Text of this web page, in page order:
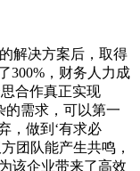
解决方案后，取得
300%，财务人力成
合作真正实现
的需求，可以第一
，做到‘有求必
团队能产生共鸣，
该企业带来了高效